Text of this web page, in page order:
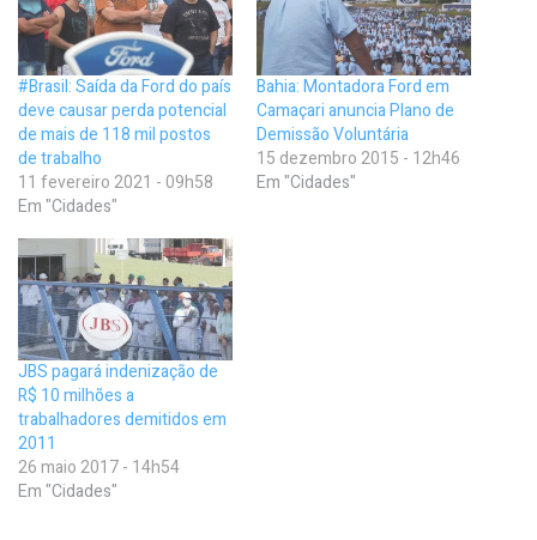
#Brasil: Saída da Ford do país
deve causar perda potencial
de mais de 118 mil postos
de trabalho
11 fevereiro 2021 - 09h58
Em "Cidades"
Bahia: Montadora Ford em
Camaçari anuncia Plano de
Demissão Voluntária
15 dezembro 2015 - 12h46
Em "Cidades"
JBS pagará indenização de
R$ 10 milhões a
trabalhadores demitidos em
2011
26 maio 2017 - 14h54
Em "Cidades"